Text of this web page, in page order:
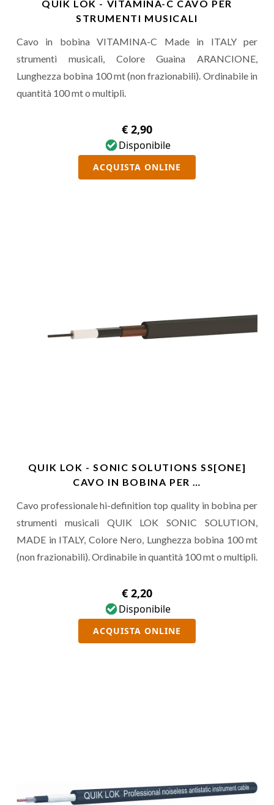
QUIK LOK - VITAMINA-C CAVO PER
STRUMENTI MUSICALI
Cavo in bobina VITAMINA-C Made in ITALY per
strumenti musicali, Colore Guaina ARANCIONE,
Lunghezza bobina 100 mt (non frazionabili). Ordinabile in
quantità 100 mt o multipli.
€ 2,90
Disponibile
ACQUISTA ONLINE
QUIK LOK - SONIC SOLUTIONS SS[ONE]
CAVO IN BOBINA PER …
Cavo professionale hi-definition top quality in bobina per
strumenti musicali QUIK LOK SONIC SOLUTION,
MADE in ITALY, Colore Nero, Lunghezza bobina 100 mt
(non frazionabili). Ordinabile in quantità 100 mt o multipli.
€ 2,20
Disponibile
ACQUISTA ONLINE